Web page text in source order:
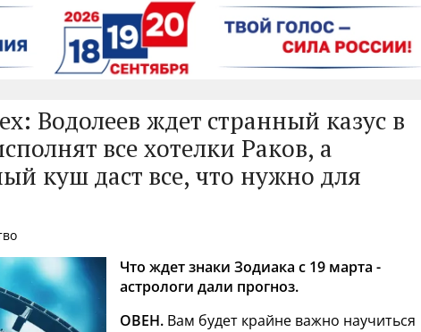
Водолеев ждет странный казус в
все хотелки Раков, а
куш даст все, что нужно для
Что ждет знаки Зодиака с 19 марта -
астрологи дали прогноз.
ОВЕН. Вам будет крайне важно научиться